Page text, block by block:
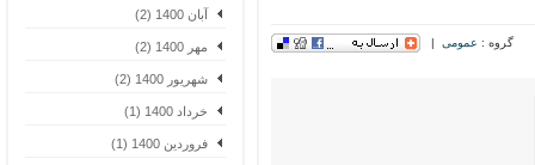
آبان 1400 (2)
مهر 1400 (2)
شهریور 1400 (2)
خرداد 1400 (1)
فروردین 1400 (1)
گروه :عمومی|